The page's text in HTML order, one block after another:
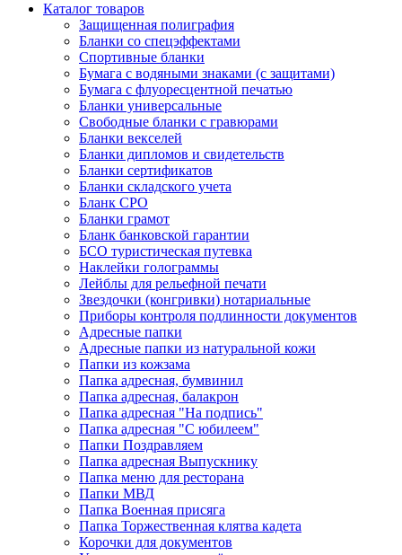
Каталог товаров
Защищенная полиграфия
Бланки со спецэффектами
Спортивные бланки
Бумага с водяными знаками (с защитами)
Бумага с флуоресцентной печатью
Бланки универсальные
Свободные бланки с гравюрами
Бланки векселей
Бланки дипломов и свидетельств
Бланки сертификатов
Бланки складского учета
Бланк СРО
Бланки грамот
Бланк банковской гарантии
БСО туристическая путевка
Наклейки голограммы
Лейблы для рельефной печати
Звездочки (конгривки) нотариальные
Приборы контроля подлинности документов
Адресные папки
Адресные папки из натуральной кожи
Папки из кожзама
Папка адресная, бумвинил
Папка адресная, балакрон
Папка адресная "На подпись"
Папка адресная "C юбилеем"
Папки Поздравляем
Папка адресная Выпускнику
Папка меню для ресторана
Папки МВД
Папка Военная присяга
Папка Торжественная клятва кадета
Корочки для документов